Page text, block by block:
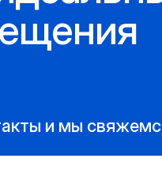
и мы